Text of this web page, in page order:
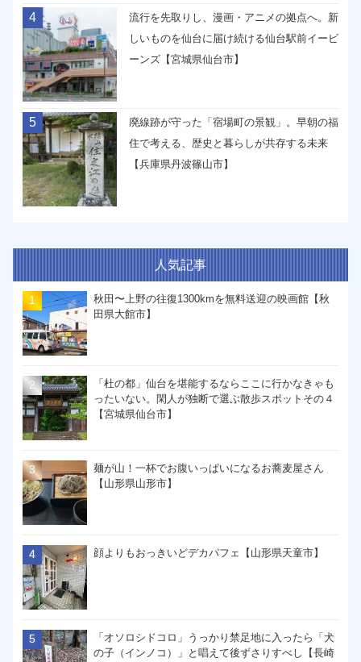
4
流行を先取りし、漫画・アニメの拠点へ。新
しいものを仙台に届け続ける仙台駅前イービ
ーンズ【宮城県仙台市】
5
廃線跡が守った「宿場町の景観」。早朝の福
住で考える、歴史と暮らしが共存する未来
【兵庫県丹波篠山市】
人気記事
秋田〜上野の往復1300kmを無料送迎の映画館【秋
田県大館市】
「杜の都」仙台を堪能するならここに行かなきゃも
ったいない。閑人が独断で選ぶ散歩スポットその４
【宮城県仙台市】
麺が山！一杯でお腹いっぱいになるお蕎麦屋さん
【山形県山形市】
顔よりもおっきいどデカパフェ【山形県天童市】
「オソロシドコロ」うっかり禁足地に入ったら「犬
の子（インノコ）」と唱えて後ずさりすべし【長崎